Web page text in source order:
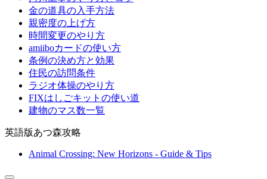
金の道具の入手方法
親密度の上げ方
時間変更のやり方
amiiboカードの使い方
条例の決め方と効果
住民の訪問条件
ラジオ体操のやり方
FIXはしごキットの使い道
建物のマス数一覧
英語版あつ森攻略
Animal Crossing: New Horizons - Guide & Tips